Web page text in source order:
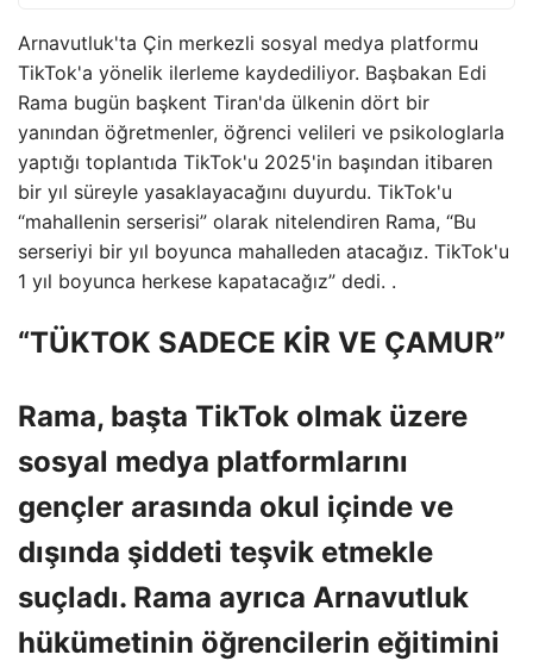
Arnavutluk'ta Çin merkezli sosyal medya platformu
TikTok'a yönelik ilerleme kaydediliyor. Başbakan Edi
Rama bugün başkent Tiran'da ülkenin dört bir
yanından öğretmenler, öğrenci velileri ve psikologlarla
yaptığı toplantıda TikTok'u 2025'in başından itibaren
bir yıl süreyle yasaklayacağını duyurdu. TikTok'u
“mahallenin serserisi” olarak nitelendiren Rama, “Bu
serseriyi bir yıl boyunca mahalleden atacağız. TikTok'u
1 yıl boyunca herkese kapatacağız” dedi. .
“TÜKTOK SADECE KİR VE ÇAMUR”
Rama, başta TikTok olmak üzere
sosyal medya platformlarını
gençler arasında okul içinde ve
dışında şiddeti teşvik etmekle
suçladı. Rama ayrıca Arnavutluk
hükümetinin öğrencilerin eğitimini